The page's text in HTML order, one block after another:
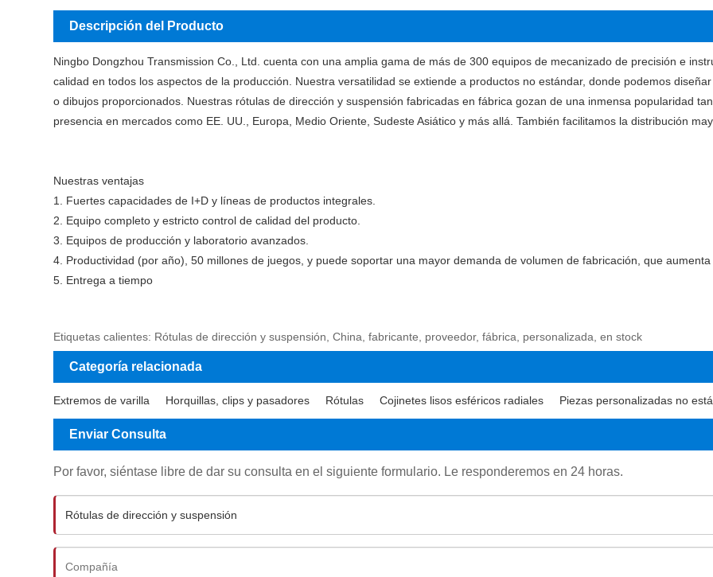
Descripción del Producto
Ningbo Dongzhou Transmission Co., Ltd. cuenta con una amplia gama de más de 300 equipos de mecanizado de precisión e
calidad en todos los aspectos de la producción. Nuestra versatilidad se extiende a productos no estándar, donde podemos
o dibujos proporcionados. Nuestras rótulas de dirección y suspensión fabricadas en fábrica gozan de una inmensa popularidad
presencia en mercados como EE. UU., Europa, Medio Oriente, Sudeste Asiático y más allá. También facilitamos la distribución
Nuestras ventajas
1. Fuertes capacidades de I+D y líneas de productos integrales.
2. Equipo completo y estricto control de calidad del producto.
3. Equipos de producción y laboratorio avanzados.
4. Productividad (por año), 50 millones de juegos, y puede soportar una mayor demanda de volumen de fabricación, que aumenta
5. Entrega a tiempo
Etiquetas calientes: Rótulas de dirección y suspensión, China, fabricante, proveedor, fábrica, personalizada, en stock
Categoría relacionada
Extremos de varilla Horquillas, clips y pasadores Rótulas Cojinetes lisos esféricos radiales Piezas personalizadas no
Enviar Consulta
Por favor, siéntase libre de dar su consulta en el siguiente formulario. Le responderemos en 24 horas.